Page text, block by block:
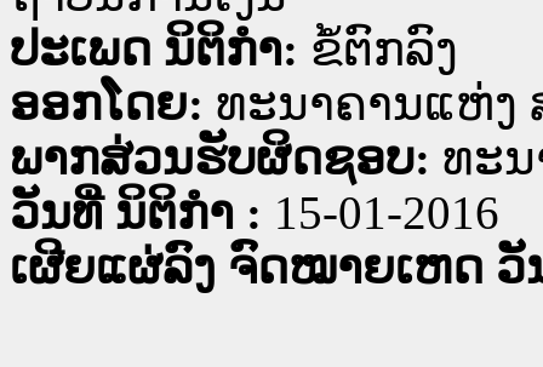
ປະເພດ ນິຕິກໍາ: ຂໍ້ຕົກລົງ
ອອກໂດຍ: ທະນາຄານແຫ່ງ
ພາກສ່ວນຮັບຜິດຊອບ: ທະ
ວັນທີ່ ນິຕິກໍາ : 15-01-2016
ເຜີຍແຜ່ລົງ ຈົດໝາຍເຫດ ວັ